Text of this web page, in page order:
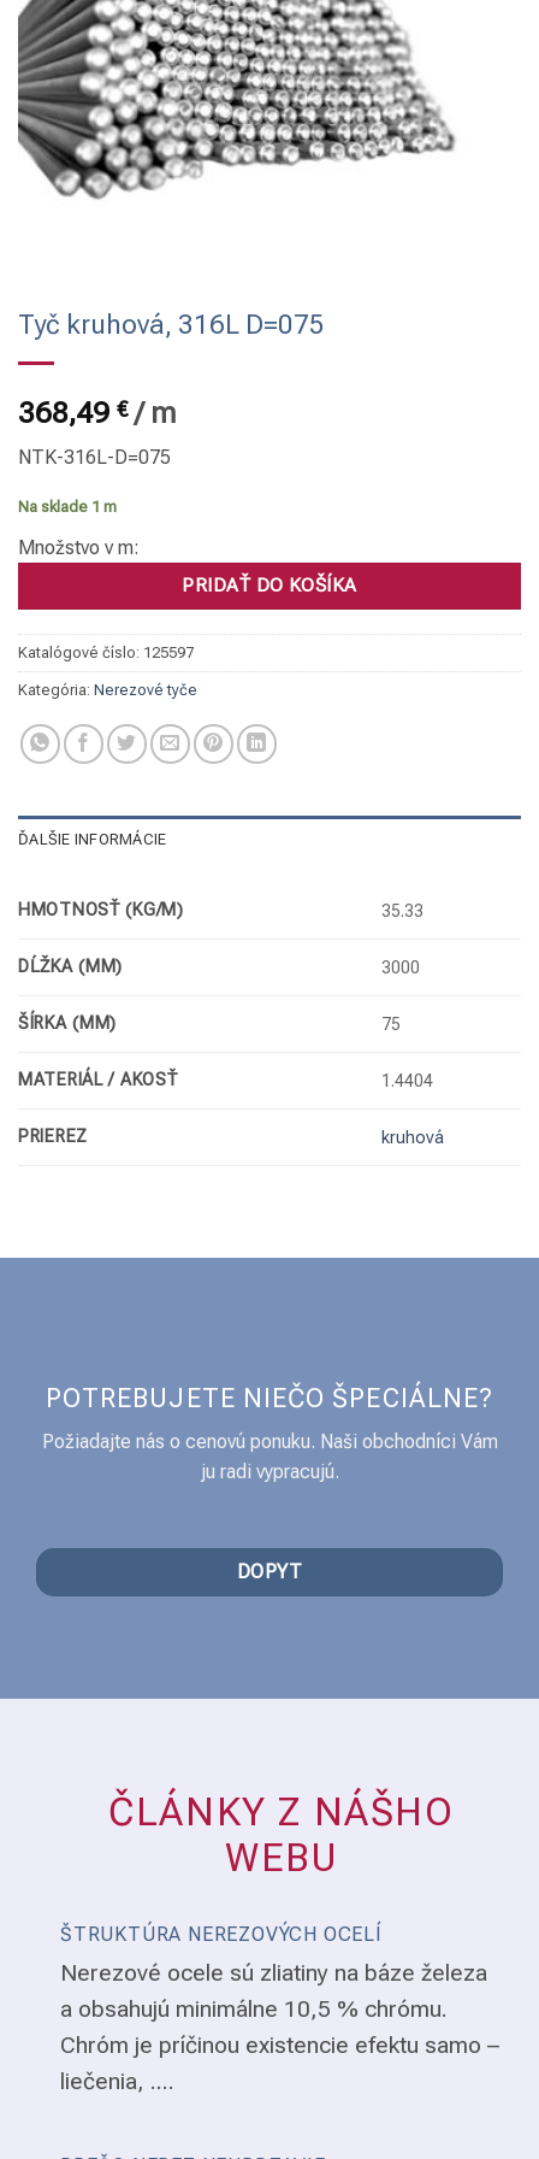
Tyč kruhová, 316L D=075
368,49 €/ m
NTK-316L-D=075
Na sklade 1 m
Množstvo v m:
PRIDAŤ DO KOŠÍKA
Katalógové číslo: 125597
Kategória: Nerezové tyče
ĎALŠIE INFORMÁCIE
HMOTNOSŤ (KG/M) 35.33
DĹŽKA (MM) 3000
ŠÍRKA (MM) 75
MATERIÁL / AKOSŤ 1.4404
PRIEREZ kruhová
POTREBUJETE NIEČO ŠPECIÁLNE?
Požiadajte nás o cenovú ponuku. Naši obchodníci Vám
ju radi vypracujú.
DOPYT
ČLÁNKY Z NÁŠHO
WEBU
ŠTRUKTÚRA NEREZOVÝCH OCELÍ
Nerezové ocele sú zliatiny na báze železa
a obsahujú minimálne 10,5 % chrómu.
Chróm je príčinou existencie efektu samo –
liečenia, ....